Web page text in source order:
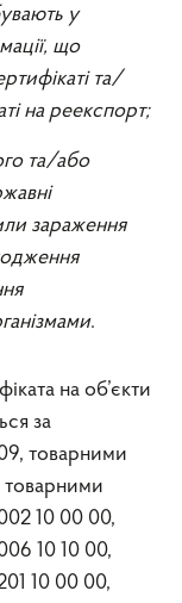
у
що
та/
на реекспорт;
та/або
зараження
.
на об’єкти
за
товарними
товарними
10 00 00,
10 10 00,
10 00 00,